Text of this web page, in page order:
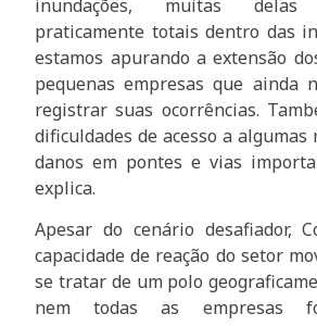
inundações, muitas
praticamente totais dentro das
estamos apurando a extensão
pequenas empresas que ainda
registrar suas ocorrências.
dificuldades de acesso a algumas
danos em pontes e vias
explica.
Apesar do cenário desafiador,
capacidade de reação do setor
se tratar de um polo
nem todas as empresas